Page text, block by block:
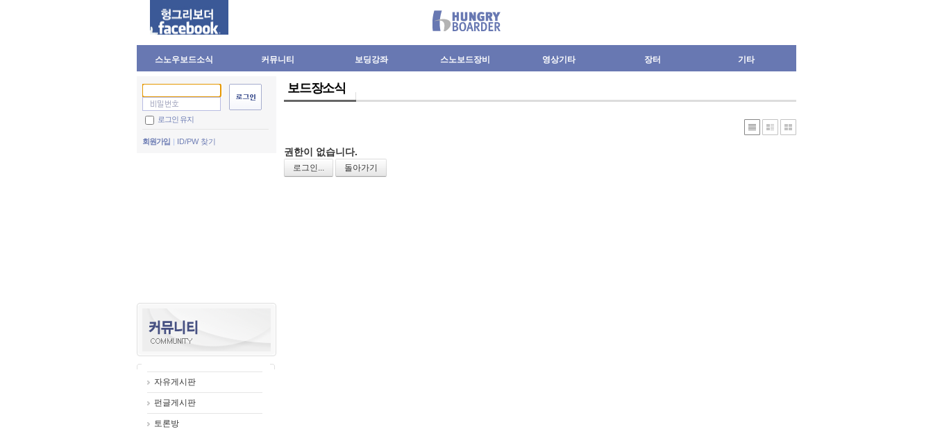
스노우보드소식 커뮤니티 보딩강좌 스노보드장비 영상기타 장터 기타
로그인 유지
회원가입 ID/PW 찾기
자유게시판
펀글게시판
토론방
보드장소식
권한이 없습니다.
로그인... 돌아가기